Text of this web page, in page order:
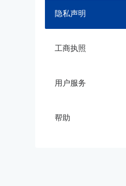
隐私声明
工商执照
用户服务
帮助